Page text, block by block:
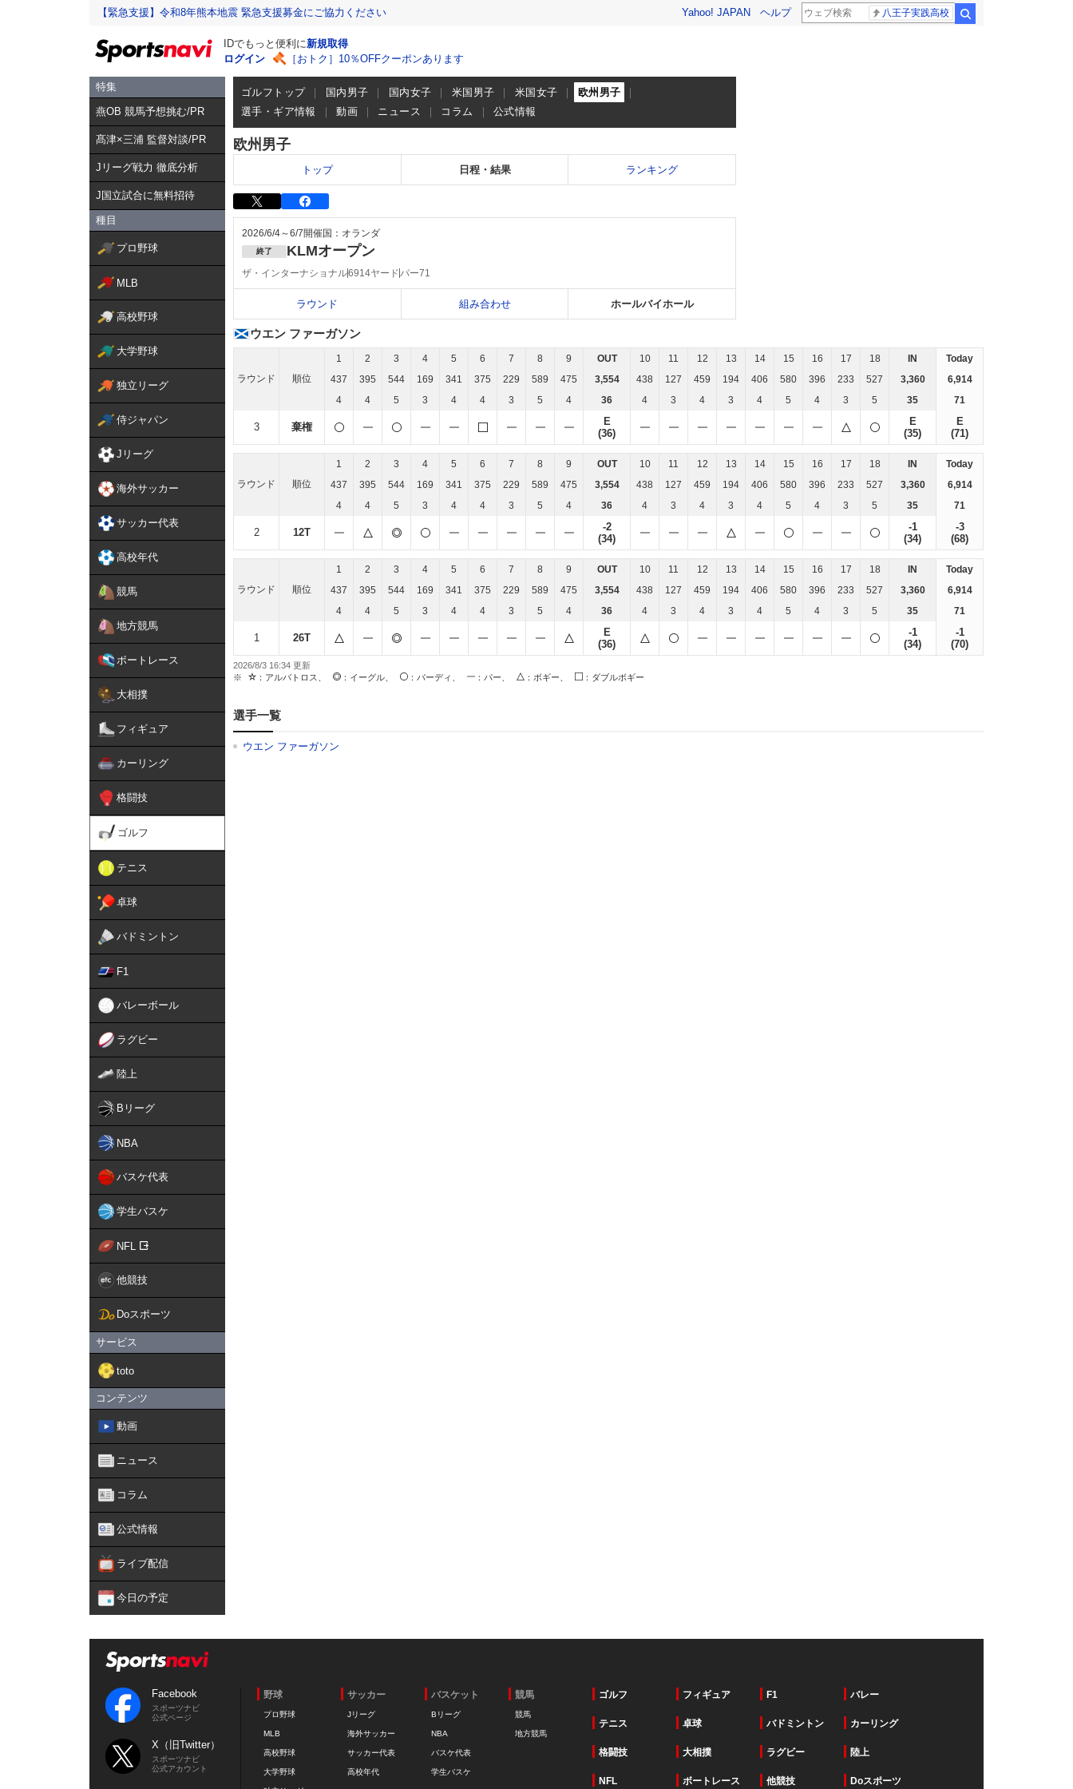
【緊急支援】令和8年熊本地震 緊急支援募金にご協力ください Yahoo! JAPAN ヘルプ 八王子実践高校
IDでもっと便利に新規取得
ログイン
［おトク］10％OFFクーポンあります
特集
燕OB 競馬予想挑む/PR
髙津×三浦 監督対談/PR
Jリーグ戦力 徹底分析
J国立試合に無料招待
種目
プロ野球
MLB
高校野球
大学野球
独立リーグ
侍ジャパン
Jリーグ
海外サッカー
サッカー代表
高校年代
競馬
地方競馬
ボートレース
大相撲
フィギュア
カーリング
格闘技
ゴルフ
テニス
卓球
バドミントン
F1
バレーボール
ラグビー
陸上
Bリーグ
NBA
バスケ代表
学生バスケ
NFL
他競技
Doスポーツ
サービス
toto
コンテンツ
動画
ニュース
コラム
公式情報
ライブ配信
今日の予定
ゴルフトップ 国内男子 国内女子 米国男子 米国女子
欧州男子
選手・ギア情報
動画 ニュース コラム 公式情報
欧州男子
トップ 日程・結果 ランキング
2026/6/4～6/7開催国：オランダ
終了 KLMオープン
ザ・インターナショナル6914ヤードパー71
ラウンド 組み合わせ ホールバイホール
ウエン ファーガソン
ラウンド 順位
1 2 3 4 5 6 7 8 9 OUT 10 11 12 13 14 15 16 17 18 IN
Today
437
395 544 169 341 375 229 589 475 3,554 438 127 459 194 406 580 396 233 527 3,360
6,914
4
4 5 3 4 4 3 5 4 36 4 3 4 3 4 5 4 3 5 35 71
3 棄権
E
(36)
E
(35)
E
(71)
ラウンド 順位
1 2 3 4 5 6 7 8 9 OUT 10 11 12 13 14 15 16 17 18 IN
Today
437
395 544 169 341 375 229 589 475 3,554 438 127 459 194 406 580 396 233 527 3,360
6,914
4
4 5 3 4 4 3 5 4 36 4 3 4 3 4 5 4 3 5 35 71
2 12T
-2
(34)
-1
(34)
-3
(68)
ラウンド 順位
1 2 3 4 5 6 7 8 9 OUT 10 11 12 13 14 15 16 17 18 IN
Today
437
395 544 169 341 375 229 589 475 3,554 438 127 459 194 406 580 396 233 527 3,360
6,914
4
4 5 3 4 4 3 5 4 36 4 3 4 3 4 5 4 3 5 35 71
1 26T
E
(36)
-1
(34)
-1
(70)
2026/8/3 16:34
：アルバトロス、
：イーグル、 ：バーディ、 ：パー、 ：ボギー、 ：ダブルボギー
選手一覧
ウエン ファーガソン
Facebook
スポーツナビ
公式ページ
X（旧Twitter）
スポーツナビ
公式アカウント
野球
プロ野球
MLB
高校野球
大学野球
サッカー
Jリーグ
海外サッカー
サッカー代表
高校年代
バスケット
Bリーグ
NBA
バスケ代表
学生バスケ
競馬
競馬
地方競馬
ゴルフ フィギュア F1 バレー
テニス 卓球 バドミントン カーリング
格闘技 大相撲 ラグビー 陸上
NFL ボートレース 他競技 Doスポーツ